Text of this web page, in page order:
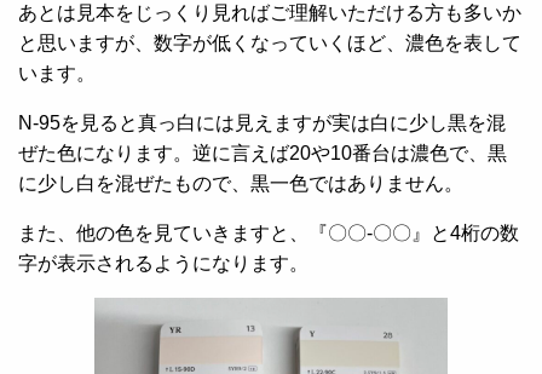
あとは見本をじっくり見ればご理解いただける方も多いか
と思いますが、数字が低くなっていくほど、濃色を表して
います。
N-95を見ると真っ白には見えますが実は白に少し黒を混
ぜた色になります。逆に言えば20や10番台は濃色で、黒
に少し白を混ぜたもので、黒一色ではありません。
また、他の色を見ていきますと、『〇〇-〇〇』と4桁の数
字が表示されるようになります。